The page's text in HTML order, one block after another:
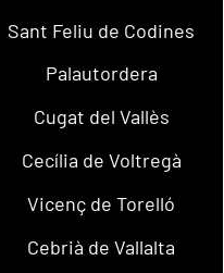
Sant Feliu de Codines
Palautordera
Cugat del Vallès
Cecília de Voltregà
Vicenç de Torelló
Cebrià de Vallalta